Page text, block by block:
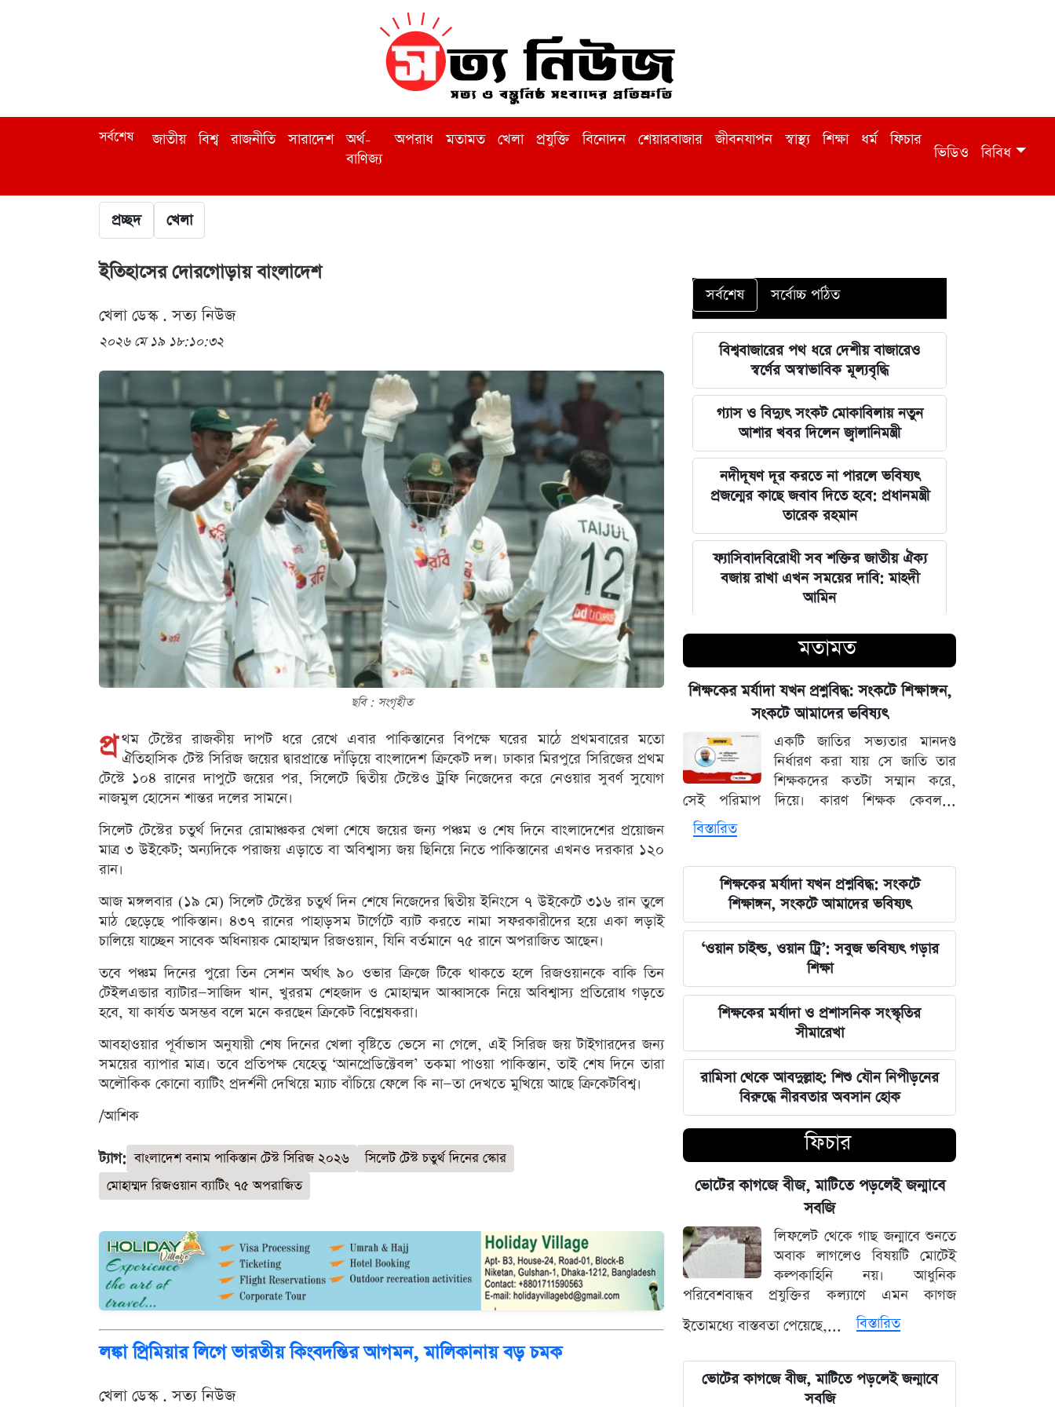
সর্বশেষ জাতীয় বিশ্ব রাজনীতি সারাদেশ
অর্থ-
বাণিজ্য
অপরাধ মতামত খেলা প্রযুক্তি বিনোদন শেয়ারবাজার জীবনযাপন স্বাস্থ্য শিক্ষা ধর্ম ফিচার
ভিডিও বিবিধ
প্রচ্ছদ খেলা
ইতিহাসের দোরগোড়ায় বাংলাদেশ
খেলা ডেস্ক . সত্য নিউজ
২০২৬ মে ১৯ ১৮:১০:৩২
ছবি : সংগৃহীত
প্র থম টেস্টের রাজকীয় দাপট ধরে রেখে এবার পাকিস্তানের বিপক্ষে ঘরের মাঠে প্রথমবারের মতো
ঐতিহাসিক টেস্ট সিরিজ জয়ের দ্বারপ্রান্তে দাঁড়িয়ে বাংলাদেশ ক্রিকেট দল। ঢাকার মিরপুরে সিরিজের প্রথম
টেস্টে ১০৪ রানের দাপুটে জয়ের পর, সিলেটে দ্বিতীয় টেস্টেও ট্রফি নিজেদের করে নেওয়ার সুবর্ণ সুযোগ
নাজমুল হোসেন শান্তর দলের সামনে।
সিলেট টেস্টের চতুর্থ দিনের রোমাঞ্চকর খেলা শেষে জয়ের জন্য পঞ্চম ও শেষ দিনে বাংলাদেশের প্রয়োজন
মাত্র ৩ উইকেট; অন্যদিকে পরাজয় এড়াতে বা অবিশ্বাস্য জয় ছিনিয়ে নিতে পাকিস্তানের এখনও দরকার ১২০
রান।
আজ মঙ্গলবার (১৯ মে) সিলেট টেস্টের চতুর্থ দিন শেষে নিজেদের দ্বিতীয় ইনিংসে ৭ উইকেটে ৩১৬ রান তুলে
মাঠ ছেড়েছে পাকিস্তান। ৪৩৭ রানের পাহাড়সম টার্গেটে ব্যাট করতে নামা সফরকারীদের হয়ে একা লড়াই
চালিয়ে যাচ্ছেন সাবেক অধিনায়ক মোহাম্মদ রিজওয়ান, যিনি বর্তমানে ৭৫ রানে অপরাজিত আছেন।
তবে পঞ্চম দিনের পুরো তিন সেশন অর্থাৎ ৯০ ওভার ক্রিজে টিকে থাকতে হলে রিজওয়ানকে বাকি তিন
টেইলএন্ডার ব্যাটার—সাজিদ খান, খুররম শেহজাদ ও মোহাম্মদ আব্বাসকে নিয়ে অবিশ্বাস্য প্রতিরোধ গড়তে
হবে, যা কার্যত অসম্ভব বলে মনে করছেন ক্রিকেট বিশ্লেষকরা।
আবহাওয়ার পূর্বাভাস অনুযায়ী শেষ দিনের খেলা বৃষ্টিতে ভেসে না গেলে, এই সিরিজ জয় টাইগারদের জন্য
সময়ের ব্যাপার মাত্র। তবে প্রতিপক্ষ যেহেতু ‘আনপ্রেডিক্টেবল’ তকমা পাওয়া পাকিস্তান, তাই শেষ দিনে তারা
অলৌকিক কোনো ব্যাটিং প্রদর্শনী দেখিয়ে ম্যাচ বাঁচিয়ে ফেলে কি না—তা দেখতে মুখিয়ে আছে ক্রিকেটবিশ্ব।
/আশিক
ট্যাগ: বাংলাদেশ বনাম পাকিস্তান টেস্ট সিরিজ ২০২৬
সিলেট টেস্ট চতুর্থ দিনের স্কোর
মোহাম্মদ রিজওয়ান ব্যাটিং ৭৫ অপরাজিত
লঙ্কা প্রিমিয়ার লিগে ভারতীয় কিংবদন্তির আগমন, মালিকানায় বড় চমক
খেলা ডেস্ক . সত্য নিউজ
সর্বশেষ সর্বোচ্চ পঠিত
বিশ্ববাজারের পথ ধরে দেশীয় বাজারেও
স্বর্ণের অস্বাভাবিক মূল্যবৃদ্ধি
গ্যাস ও বিদ্যুৎ সংকট মোকাবিলায় নতুন
আশার খবর দিলেন জ্বালানিমন্ত্রী
নদীদূষণ দূর করতে না পারলে ভবিষ্যৎ
প্রজন্মের কাছে জবাব দিতে হবে: প্রধানমন্ত্রী
তারেক রহমান
ফ্যাসিবাদবিরোধী সব শক্তির জাতীয় ঐক্য
বজায় রাখা এখন সময়ের দাবি: মাহদী
আমিন
ইতিহাসের মালিকানা কারও একার নয়, ৫
আগস্টের বিজয় সাধারণ মানুষের: সাইদুর
রহমান লিটল
দেবিদ্বার ম্যানেজিং কমিটির সভাপতি
নির্বাচিত মিজানুর রহমান মাস্টার
জুলাইয়ের চেতনাকে হৃদয়ে ধারণ করতে
হবে, যেন তা হারিয়ে না যায়: ভারপ্রাপ্ত
ভারত সরকারের আলটিমেটামের মুখে
নতিস্বীকার, ভুল স্বীকার করল মেটা
লঙ্কা প্রিমিয়ার লিগে ভারতীয় কিংবদন্তির
আগমন, মালিকানায় বড় চমক
জুলাই কার-এ নিয়ে বিভাজন করলে অর্জন
হারিয়ে যাবে: স্বরাষ্ট্রমন্ত্রী
আগামী ৪৮ ঘণ্টার আবহাওয়ার চিত্র: ঝোড়ো
বৃষ্টি নিয়ে সতর্কবার্তা
'মানুষ ভোট দিয়ে এমপি বানিয়েছে,
বিএনপিকে সত্য মেনে নিতে হবে': রুমিন
ফারহানা
৫ আগস্টের ভরদুপুরে দেশত্যাগ: গণভবন
থেকে ভারতের ফ্লাইট পর্যন্ত যা ঘটেছিল
ভারতপ্রেমী হলে দাগি আসামির অপরাধও
চোখ এড়িয়ে যায় দিল্লির: রুহুল কবির
রিজভী
থাকবে না: পররাষ্ট্রমন্ত্রী ড. খলিলুর রহমান
মতামত
শিক্ষকের মর্যাদা যখন প্রশ্নবিদ্ধ: সংকটে শিক্ষাঙ্গন,
সংকটে আমাদের ভবিষ্যৎ
একটি জাতির সভ্যতার মানদণ্ড
নির্ধারণ করা যায় সে জাতি তার
শিক্ষকদের কতটা সম্মান করে,
সেই পরিমাপ দিয়ে। কারণ শিক্ষক কেবল...
বিস্তারিত
শিক্ষকের মর্যাদা যখন প্রশ্নবিদ্ধ: সংকটে
শিক্ষাঙ্গন, সংকটে আমাদের ভবিষ্যৎ
‘ওয়ান চাইল্ড, ওয়ান ট্রি’: সবুজ ভবিষ্যৎ গড়ার
শিক্ষা
শিক্ষকের মর্যাদা ও প্রশাসনিক সংস্কৃতির
সীমারেখা
রামিসা থেকে আবদুল্লাহ: শিশু যৌন নিপীড়নের
বিরুদ্ধে নীরবতার অবসান হোক
ফিচার
ভোটের কাগজে বীজ, মাটিতে পড়লেই জন্মাবে
সবজি
লিফলেট থেকে গাছ জন্মাবে শুনতে
অবাক লাগলেও বিষয়টি মোটেই
কল্পকাহিনি নয়। আধুনিক
পরিবেশবান্ধব প্রযুক্তির কল্যাণে এমন কাগজ
ইতোমধ্যে বাস্তবতা পেয়েছে,...
বিস্তারিত
ভোটের কাগজে বীজ, মাটিতে পড়লেই জন্মাবে
সবজি